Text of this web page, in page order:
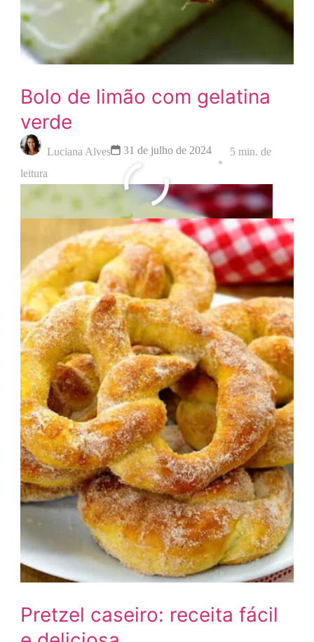
Bolo de limão com gelatina
verde
Luciana Alves 31 de julho de 2024
5 min. de
leitura
Leia mais
Pretzel caseiro: receita fácil